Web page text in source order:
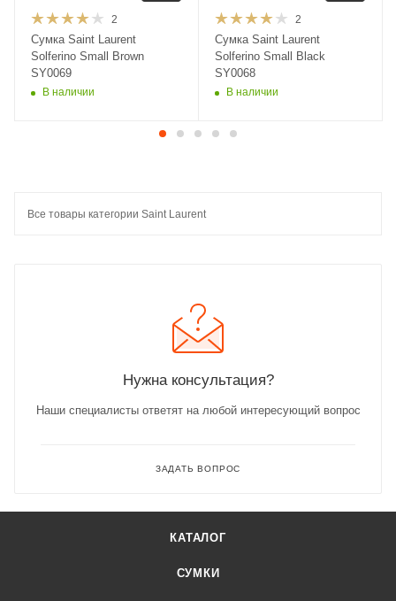
2
Сумка Saint Laurent
Solferino Small Brown
SY0069
В наличии
2
Сумка Saint Laurent
Solferino Small Black
SY0068
В наличии
Все товары категории Saint Laurent
Нужна консультация?
Наши специалисты ответят на любой интересующий вопрос
ЗАДАТЬ ВОПРОС
КАТАЛОГ
СУМКИ